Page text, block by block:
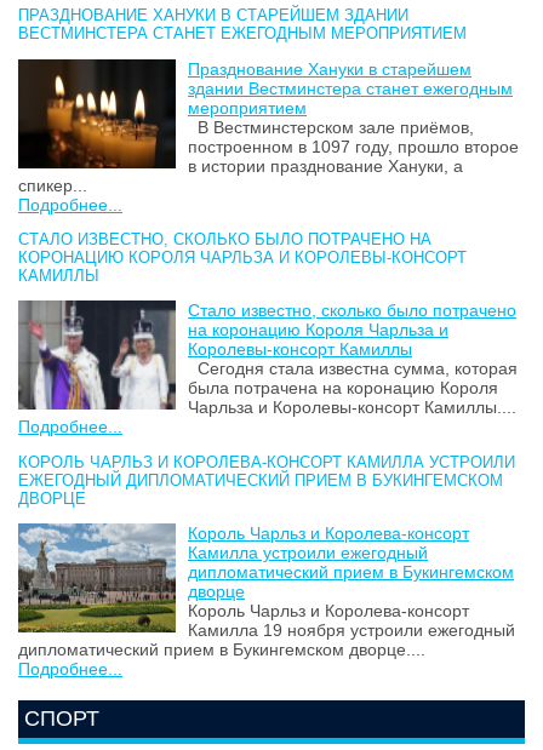
ПРАЗДНОВАНИЕ ХАНУКИ В СТАРЕЙШЕМ ЗДАНИИ
ВЕСТМИНСТЕРА СТАНЕТ ЕЖЕГОДНЫМ МЕРОПРИЯТИЕМ
Празднование Хануки в старейшем
здании Вестминстера станет ежегодным
мероприятием
В Вестминстерском зале приёмов,
построенном в 1097 году, прошло второе
в истории празднование Хануки, а
спикер...
Подробнее...
СТАЛО ИЗВЕСТНО, СКОЛЬКО БЫЛО ПОТРАЧЕНО НА
КОРОНАЦИЮ КОРОЛЯ ЧАРЛЬЗА И КОРОЛЕВЫ-КОНСОРТ
КАМИЛЛЫ
Стало известно, сколько было потрачено
на коронацию Короля Чарльза и
Королевы-консорт Камиллы
Сегодня стала известна сумма, которая
была потрачена на коронацию Короля
Чарльза и Королевы-консорт Камиллы....
Подробнее...
КОРОЛЬ ЧАРЛЬЗ И КОРОЛЕВА-КОНСОРТ КАМИЛЛА УСТРОИЛИ
ЕЖЕГОДНЫЙ ДИПЛОМАТИЧЕСКИЙ ПРИЕМ В БУКИНГЕМСКОМ
ДВОРЦЕ
Король Чарльз и Королева-консорт
Камилла устроили ежегодный
дипломатический прием в Букингемском
дворце
Король Чарльз и Королева-консорт
Камилла 19 ноября устроили ежегодный
дипломатический прием в Букингемском дворце....
Подробнее...
СПОРТ